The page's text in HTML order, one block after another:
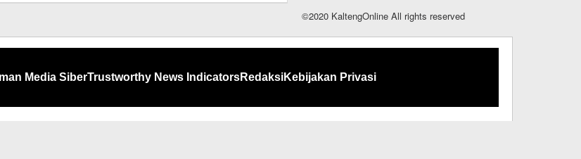
©2020 KaltengOnline All rights reserved
Media SiberTrustworthy News IndicatorsRedaksiKebijakan Privasi